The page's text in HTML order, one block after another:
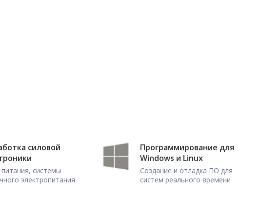
силовой
системы
электропитания
Программирование для
Windows и Linux
Создание и отладка ПО для
систем реального времени